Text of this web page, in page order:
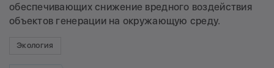
обеспечивающих снижение вредного воздействия
объектов генерации на окружающую среду.
Экология